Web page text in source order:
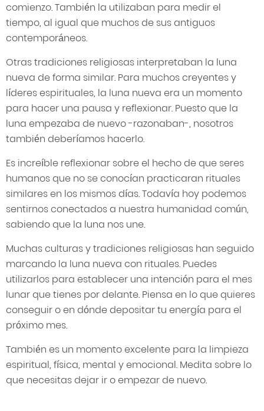
comienzo. También la utilizaban para medir el
tiempo, al igual que muchos de sus antiguos
contemporáneos.
Otras tradiciones religiosas interpretaban la luna
nueva de forma similar. Para muchos creyentes y
líderes espirituales, la luna nueva era un momento
para hacer una pausa y reflexionar. Puesto que la
luna empezaba de nuevo -razonaban-, nosotros
también deberíamos hacerlo.
Es increíble reflexionar sobre el hecho de que seres
humanos que no se conocían practicaran rituales
similares en los mismos días. Todavía hoy podemos
sentirnos conectados a nuestra humanidad común,
sabiendo que la luna nos une.
Muchas culturas y tradiciones religiosas han seguido
marcando la luna nueva con rituales. Puedes
utilizarlos para establecer una intención para el mes
lunar que tienes por delante. Piensa en lo que quieres
conseguir o en dónde depositar tu energía para el
próximo mes.
También es un momento excelente para la limpieza
espiritual, física, mental y emocional. Medita sobre lo
que necesitas dejar ir o empezar de nuevo.